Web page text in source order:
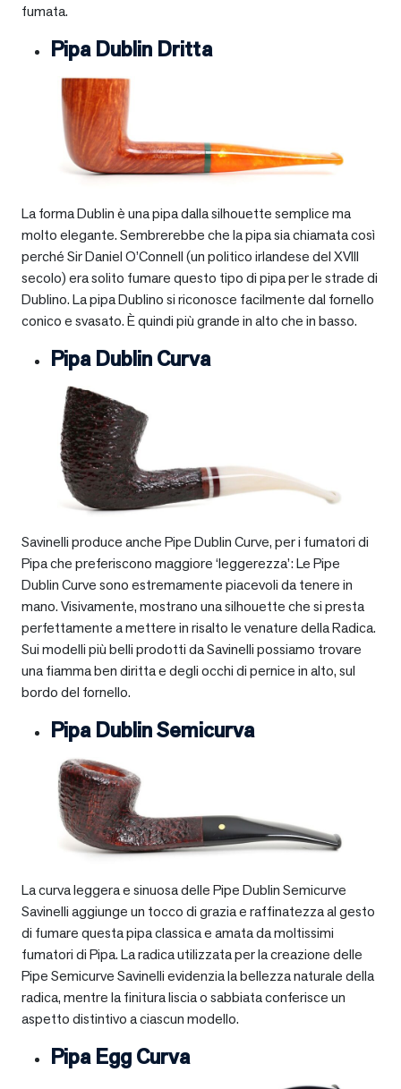
fumata.
Pipa Dublin Dritta
La forma Dublin è una pipa dalla silhouette semplice ma
molto elegante. Sembrerebbe che la pipa sia chiamata così
perché Sir Daniel O’Connell (un politico irlandese del XVIII
secolo) era solito fumare questo tipo di pipa per le strade di
Dublino. La pipa Dublino si riconosce facilmente dal fornello
conico e svasato. È quindi più grande in alto che in basso.
Pipa Dublin Curva
Savinelli produce anche Pipe Dublin Curve, per i fumatori di
Pipa che preferiscono maggiore ‘leggerezza’: Le Pipe
Dublin Curve sono estremamente piacevoli da tenere in
mano. Visivamente, mostrano una silhouette che si presta
perfettamente a mettere in risalto le venature della Radica.
Sui modelli più belli prodotti da Savinelli possiamo trovare
una fiamma ben diritta e degli occhi di pernice in alto, sul
bordo del fornello.
Pipa Dublin Semicurva
La curva leggera e sinuosa delle Pipe Dublin Semicurve
Savinelli aggiunge un tocco di grazia e raffinatezza al gesto
di fumare questa pipa classica e amata da moltissimi
fumatori di Pipa. La radica utilizzata per la creazione delle
Pipe Semicurve Savinelli evidenzia la bellezza naturale della
radica, mentre la finitura liscia o sabbiata conferisce un
aspetto distintivo a ciascun modello.
Pipa Egg Curva